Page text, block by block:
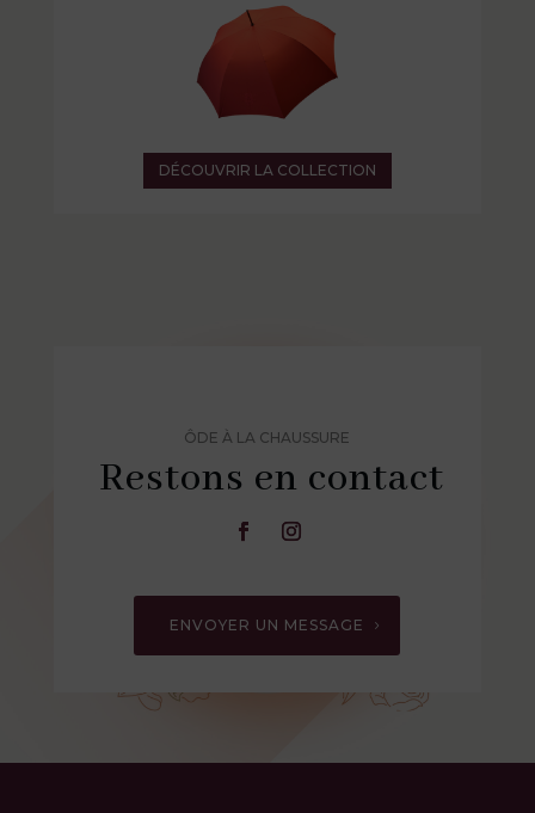
DÉCOUVRIR LA COLLECTION
ÔDE À LA CHAUSSURE
Restons en contact
ENVOYER UN MESSAGE